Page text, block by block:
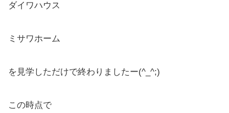
ダイワハウス
ミサワホーム
を見学しただけで終わりましたー(^_^;)
この時点で